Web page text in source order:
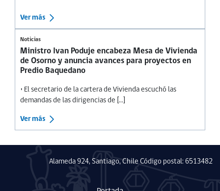
Ver más
Noticias
Ministro Ivan Poduje encabeza Mesa de Vivienda
de Osorno y anuncia avances para proyectos en
Predio Baquedano
• El secretario de la cartera de Vivienda escuchó las
demandas de las dirigencias de [...]
Ver más
Alameda 924, Santiago, Chile Código postal: 6513482